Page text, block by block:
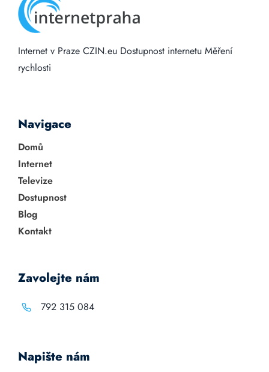
Internet v Praze CZIN.eu Dostupnost internetu Měření
rychlosti
Navigace
Domů
Internet
Televize
Dostupnost
Blog
Kontakt
Zavolejte nám
792 315 084
Napište nám